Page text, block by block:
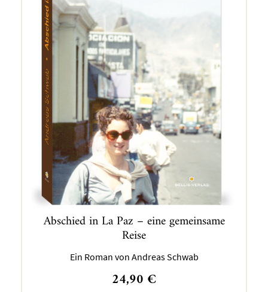
Abschied in La Paz – eine gemeinsame
Reise
Ein Roman von Andreas Schwab
24,90 €